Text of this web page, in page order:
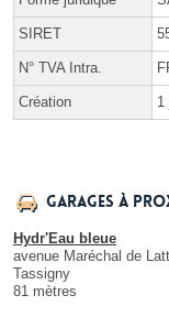
SIRET
N° TVA Intra.
Création 1
Garages à
Hydr'Eau bleue
avenue Maréchal de
Tassigny
81 mètres